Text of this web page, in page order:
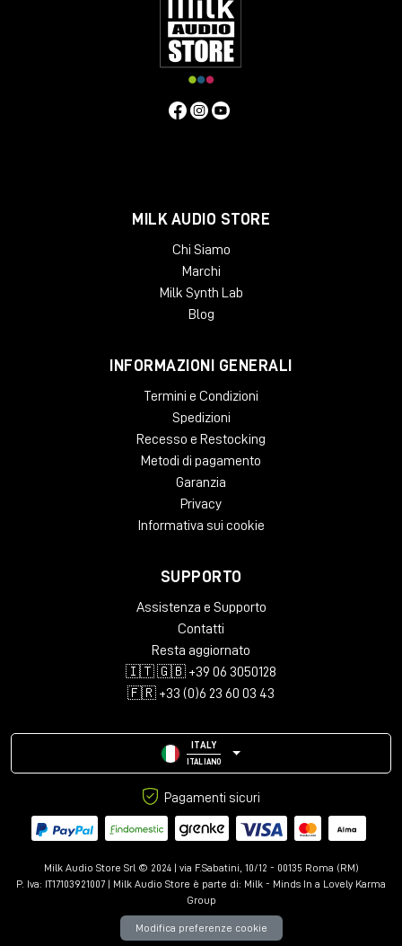
MILK AUDIO STORE
Chi Siamo
Marchi
Milk Synth Lab
Blog
INFORMAZIONI GENERALI
Termini e Condizioni
Spedizioni
Recesso e Restocking
Metodi di pagamento
Garanzia
Privacy
Informativa sui cookie
SUPPORTO
Assistenza e Supporto
Contatti
Resta aggiornato
🇮🇹 🇬🇧 +39 06 3050128
🇫🇷 +33 (0)6 23 60 03 43
ITALY
ITALIANO
Pagamenti sicuri
Milk Audio Store Srl © 2024 | via F.Sabatini, 10/12 - 00135 Roma (RM)
P. Iva: IT17103921007 | Milk Audio Store è parte di: Milk - Minds In a Lovely Karma
Group
Modifica preferenze cookie